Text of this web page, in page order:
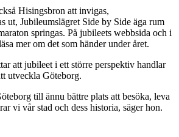
Hisingsbron att invigas,
ut, Jubileumslägret Side by Side äga rum
springas. På jubileets webbsida och i
mer om det som händer under året.
att jubileet i ett större perspektiv handlar
utveckla Göteborg.
till ännu bättre plats att besöka, leva
vi vår stad och dess historia, säger hon.